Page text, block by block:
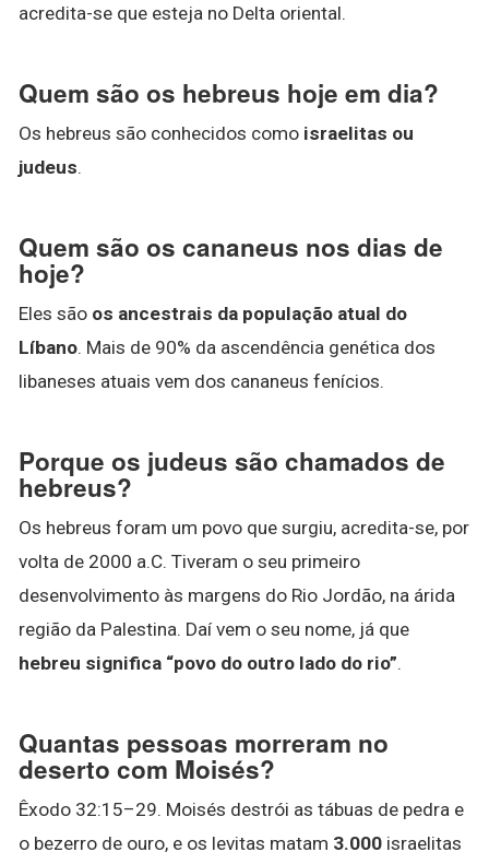
acredita-se que esteja no Delta oriental.
Quem são os hebreus hoje em dia?
Os hebreus são conhecidos como israelitas ou
judeus.
Quem são os cananeus nos dias de
hoje?
Eles são os ancestrais da população atual do
Líbano. Mais de 90% da ascendência genética dos
libaneses atuais vem dos cananeus fenícios.
Porque os judeus são chamados de
hebreus?
Os hebreus foram um povo que surgiu, acredita-se, por
volta de 2000 a.C. Tiveram o seu primeiro
desenvolvimento às margens do Rio Jordão, na árida
região da Palestina. Daí vem o seu nome, já que
hebreu significa “povo do outro lado do rio”.
Quantas pessoas morreram no
deserto com Moisés?
Êxodo 32:15–29. Moisés destrói as tábuas de pedra e
o bezerro de ouro, e os levitas matam 3.000 israelitas